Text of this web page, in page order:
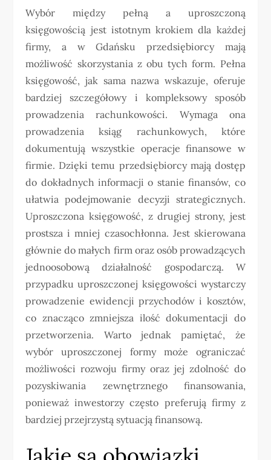
Wybór między pełną a uproszczoną
księgowością jest istotnym krokiem dla każdej
firmy, a w Gdańsku przedsiębiorcy mają
możliwość skorzystania z obu tych form. Pełna
księgowość, jak sama nazwa wskazuje, oferuje
bardziej szczegółowy i kompleksowy sposób
prowadzenia rachunkowości. Wymaga ona
prowadzenia ksiąg rachunkowych, które
dokumentują wszystkie operacje finansowe w
firmie. Dzięki temu przedsiębiorcy mają dostęp
do dokładnych informacji o stanie finansów, co
ułatwia podejmowanie decyzji strategicznych.
Uproszczona księgowość, z drugiej strony, jest
prostsza i mniej czasochłonna. Jest skierowana
głównie do małych firm oraz osób prowadzących
jednoosobową działalność gospodarczą. W
przypadku uproszczonej księgowości wystarczy
prowadzenie ewidencji przychodów i kosztów,
co znacząco zmniejsza ilość dokumentacji do
przetworzenia. Warto jednak pamiętać, że
wybór uproszczonej formy może ograniczać
możliwości rozwoju firmy oraz jej zdolność do
pozyskiwania zewnętrznego finansowania,
ponieważ inwestorzy często preferują firmy z
bardziej przejrzystą sytuacją finansową.